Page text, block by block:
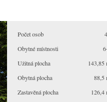
Počet osob
Obytné místnosti
Užitná plocha
143,85
Obytná plocha
88,5
Zastavěná plocha
126,4